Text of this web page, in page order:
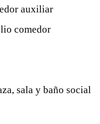
auxiliar
comedor
sala y baño social